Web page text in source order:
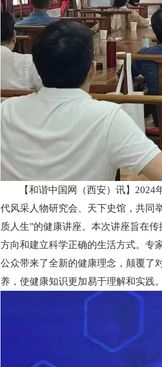
【和谐中国网（西安）讯】
代风采人物研究会、天下史馆，共同
质人生”的健康讲座。本次讲座旨在
方向和建立科学正确的生活方式。专
公众带来了全新的健康理念，颠覆了
养，使健康知识更加易于理解和实践。